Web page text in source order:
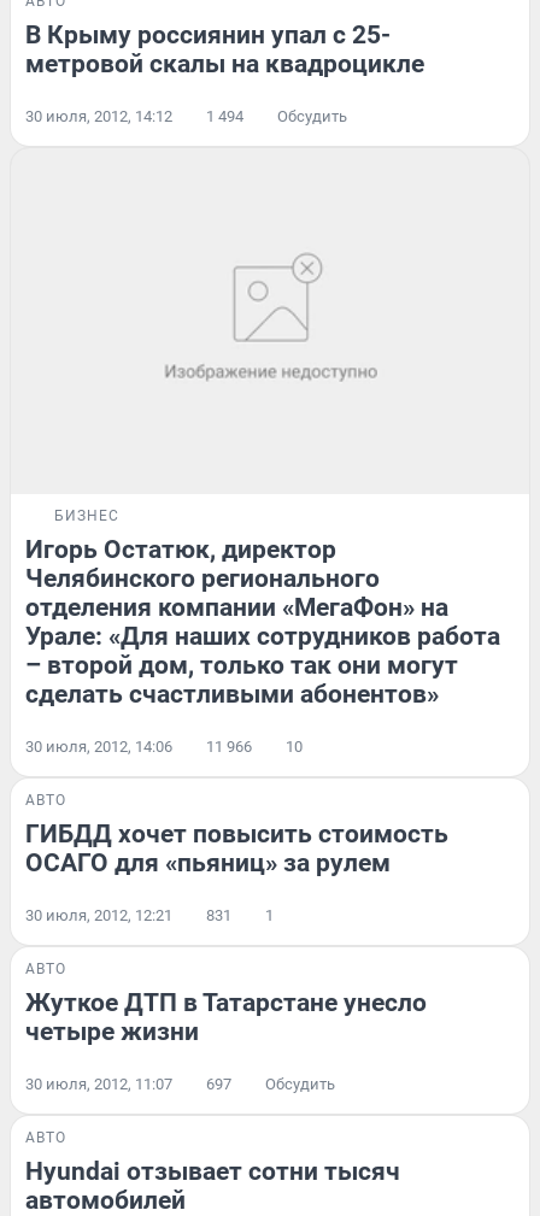
В Крыму россиянин упал с 25-
метровой скалы на квадроцикле
30 июля, 2012, 14:12 1 494 Обсудить
БИЗНЕС
Игорь Остатюк, директор
Челябинского регионального
отделения компании «МегаФон» на
Урале: «Для наших сотрудников работа
– второй дом, только так они могут
сделать счастливыми абонентов»
30 июля, 2012, 14:06 11 966 10
АВТО
ГИБДД хочет повысить стоимость
ОСАГО для «пьяниц» за рулем
30 июля, 2012, 12:21 831 1
АВТО
Жуткое ДТП в Татарстане унесло
четыре жизни
30 июля, 2012, 11:07 697 Обсудить
АВТО
Hyundai отзывает сотни тысяч
автомобилей